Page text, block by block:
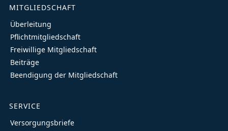
MITGLIEDSCHAFT
Überleitung
Pflichtmitgliedschaft
Freiwillige Mitgliedschaft
Beiträge
Beendigung der Mitgliedschaft
SERVICE
Versorgungsbriefe